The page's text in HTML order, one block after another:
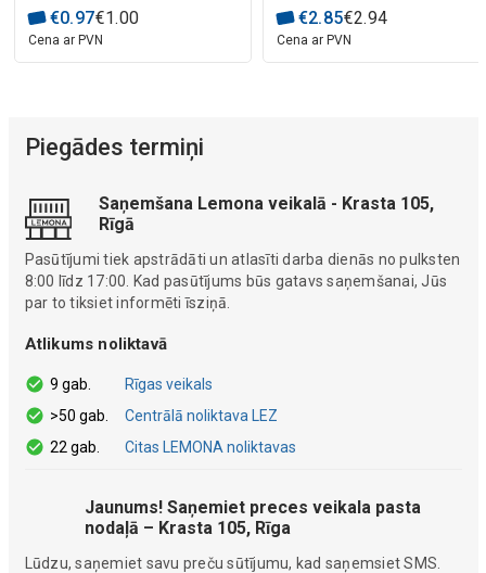
€0.97€1.00
Cena ar PVN
€2.85€2.94
Cena ar PVN
Piegādes termiņi
Saņemšana Lemona veikalā - Krasta 105,
Rīgā
Pasūtījumi tiek apstrādāti un atlasīti darba dienās no pulksten
8:00 līdz 17:00. Kad pasūtījums būs gatavs saņemšanai, Jūs
par to tiksiet informēti īsziņā.
Atlikums noliktavā
9 gab.
Rīgas veikals
>50 gab.
Centrālā noliktava LEZ
22 gab.
Citas LEMONA noliktavas
Jaunums! Saņemiet preces veikala pasta
nodaļā – Krasta 105, Rīga
Lūdzu, saņemiet savu preču sūtījumu, kad saņemsiet SMS.